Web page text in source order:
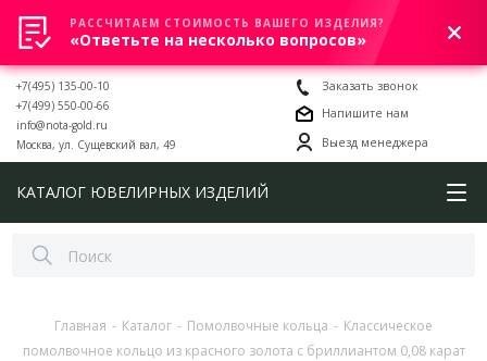
0
+7(495) 135-00-10
+7(499) 550-00-66
info@nota-gold.ru
Москва, ул. Сущевский вал, 49
Заказать звонок
Напишите нам
Выезд менеджера
КАТАЛОГ ЮВЕЛИРНЫХ ИЗДЕЛИЙ
Главная - Каталог - Помолвочные кольца - Классическое
помолвочное кольцо из красного золота с бриллиантом 0,08 карат
РАССЧИТАЕМ СТОИМОСТЬ ВАШЕГО ИЗДЕЛИЯ?
«Ответьте на несколько вопросов»